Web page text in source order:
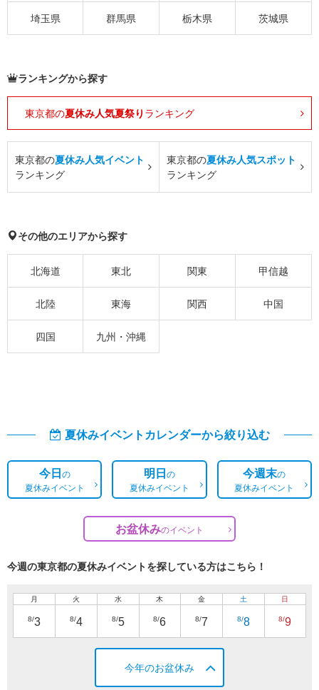
埼玉県 群馬県 栃木県 茨城県
ランキングから探す
東京都の夏休み人気夏祭り ランキング
東京都の夏休み人気イベント
ランキング
東京都の夏休み人気スポット
ランキング
その他のエリアから探す
北海道 東北 関東 甲信越
北陸 東海 関西 中国
四国 九州・沖縄
夏休みイベントカレンダーから絞り込む
今日の
夏休みイベント
明日の
夏休みイベント
今週末の
夏休みイベント
お盆休みのイベント
今週の東京都の夏休みイベントを探している方はこちら！
月
8/3
火
8/4
水
8/5
木
8/6
金
8/7
土
8/8
日
8/9
今年のお盆休み